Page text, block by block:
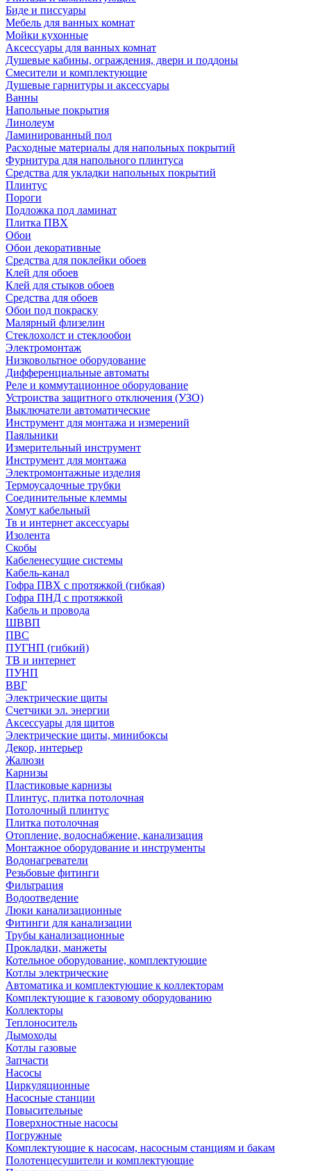
Биде и писсуары
Мебель для ванных комнат
Мойки кухонные
Аксессуары для ванных комнат
Душевые кабины, ограждения, двери и поддоны
Смесители и комплектующие
Душевые гарнитуры и аксессуары
Ванны
Напольные покрытия
Линолеум
Ламинированный пол
Расходные материалы для напольных покрытий
Фурнитура для напольного плинтуса
Средства для укладки напольных покрытий
Плинтус
Пороги
Подложка под ламинат
Плитка ПВХ
Обои
Обои декоративные
Средства для поклейки обоев
Клей для обоев
Клей для стыков обоев
Средства для обоев
Обои под покраску
Малярный флизелин
Стеклохолст и стеклообои
Электромонтаж
Низковольтное оборудование
Дифференциальные автоматы
Реле и коммутационное оборудование
Устроиства защитного отключения (УЗО)
Выключатели автоматические
Инструмент для монтажа и измерений
Паяльники
Измерительный инструмент
Инструмент для монтажа
Электромонтажные изделия
Термоусадочные трубки
Соединительные клеммы
Хомут кабельный
Тв и интернет аксессуары
Изолента
Скобы
Кабеленесущие системы
Кабель-канал
Гофра ПВХ с протяжкой (гибкая)
Гофра ПНД с протяжкой
Кабель и провода
ШВВП
ПВС
ПУГНП (гибкий)
ТВ и интернет
ПУНП
ВВГ
Электрические щиты
Счетчики эл. энергии
Аксессуары для щитов
Электрические щиты, минибоксы
Декор, интерьер
Жалюзи
Карнизы
Пластиковые карнизы
Плинтус, плитка потолочная
Потолочный плинтус
Плитка потолочная
Отопление, водоснабжение, канализация
Монтажное оборудование и инструменты
Водонагреватели
Резьбовые фитинги
Фильтрация
Водоотведение
Люки канализационные
Фитинги для канализации
Трубы канализационные
Прокладки, манжеты
Котельное оборудование, комплектующие
Котлы электрические
Автоматика и комплектующие к коллекторам
Комплектующие к газовому оборудованию
Коллекторы
Теплоноситель
Дымоходы
Котлы газовые
Запчасти
Насосы
Циркуляционные
Насосные станции
Повысительные
Поверхностные насосы
Погружные
Комплектующие к насосам, насосным станциям и бакам
Полотенцесушители и комплектующие